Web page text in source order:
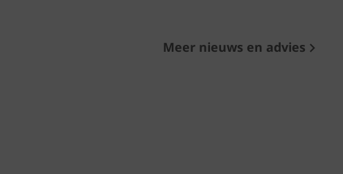
Meer nieuws en advies